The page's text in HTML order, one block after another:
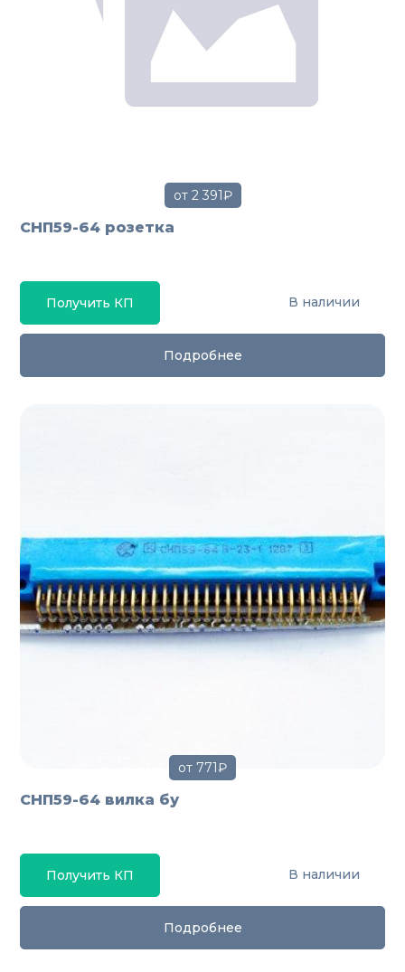
от 2 391₽
СНП59-64 розетка
Получить КП В наличии
Подробнее
от 771₽
СНП59-64 вилка бу
Получить КП В наличии
Подробнее